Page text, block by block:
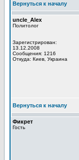
Вернуться к началу
uncle_Alex
Политолог
Зарегистрирован:
13.12.2008
Сообщения: 1216
Откуда: Киев, Украина
Вернуться к началу
Фикрет
Гость